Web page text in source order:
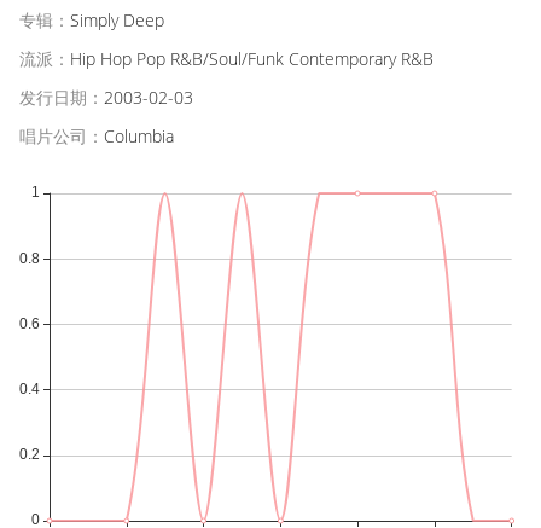
专辑： Simply Deep
流派： Hip Hop Pop R&B/Soul/Funk Contemporary R&B
发行日期： 2003-02-03
唱片公司： Columbia